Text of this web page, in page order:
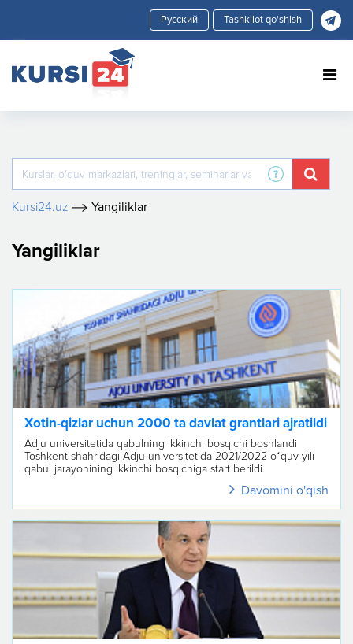
Tashkilot qo'shish
Kursi24.uz Yangiliklar
Yangiliklar
Xotin-qizlar uchun 2000 ta davlat grantlari ajratildi
Adju universitetida qabulning ikkinchi bosqichi boshlandi
Toshkent shahridagi Adju universitetida 2021/2022 oʻquv yili
qabul jarayonining ikkinchi bosqichiga start berildi.
Davomini o'qish